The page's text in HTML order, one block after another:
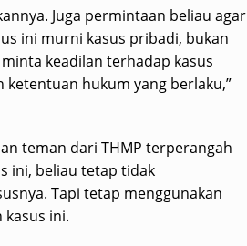
Juga permintaan beliau agar
ini murni kasus pribadi, bukan
keadilan terhadap kasus
hukum yang berlaku,”
teman dari THMP terperangah
ini, beliau tetap tidak
Tapi tetap menggunakan
kasus ini.